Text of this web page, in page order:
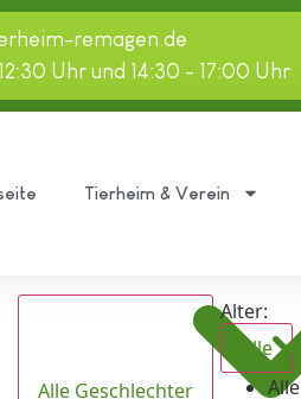
remagen.de
Uhr und 14:30 - 17:00 Uhr
Tierheim & Verein
Alle Geschlechter
Alter:
Alle
Alle